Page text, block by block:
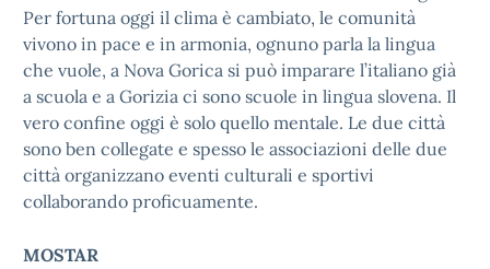
Per fortuna oggi il clima è cambiato, le comunità
vivono in pace e in armonia, ognuno parla la lingua
che vuole, a Nova Gorica si può imparare l’italiano già
a scuola e a Gorizia ci sono scuole in lingua slovena. Il
vero confine oggi è solo quello mentale. Le due città
sono ben collegate e spesso le associazioni delle due
città organizzano eventi culturali e sportivi
collaborando proficuamente.
MOSTAR